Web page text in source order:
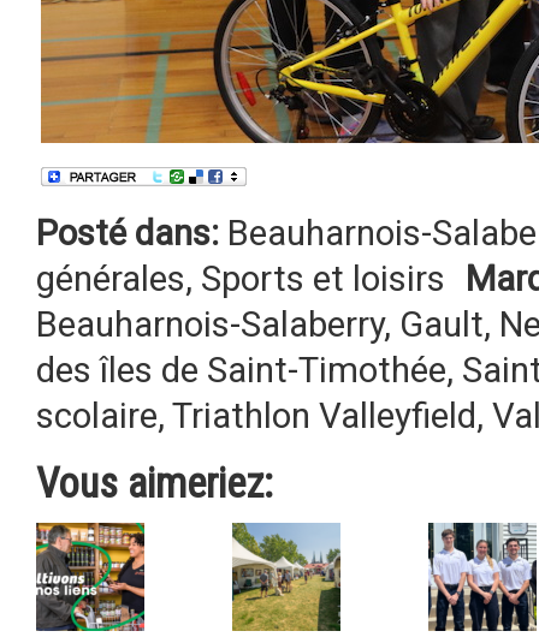
Posté dans: Beauharnois-
générales, Sports et loisirs
Beauharnois-Salaberry, Gault,
des îles de Saint-Timothée,
scolaire, Triathlon Valleyfield,
Vous aimeriez: